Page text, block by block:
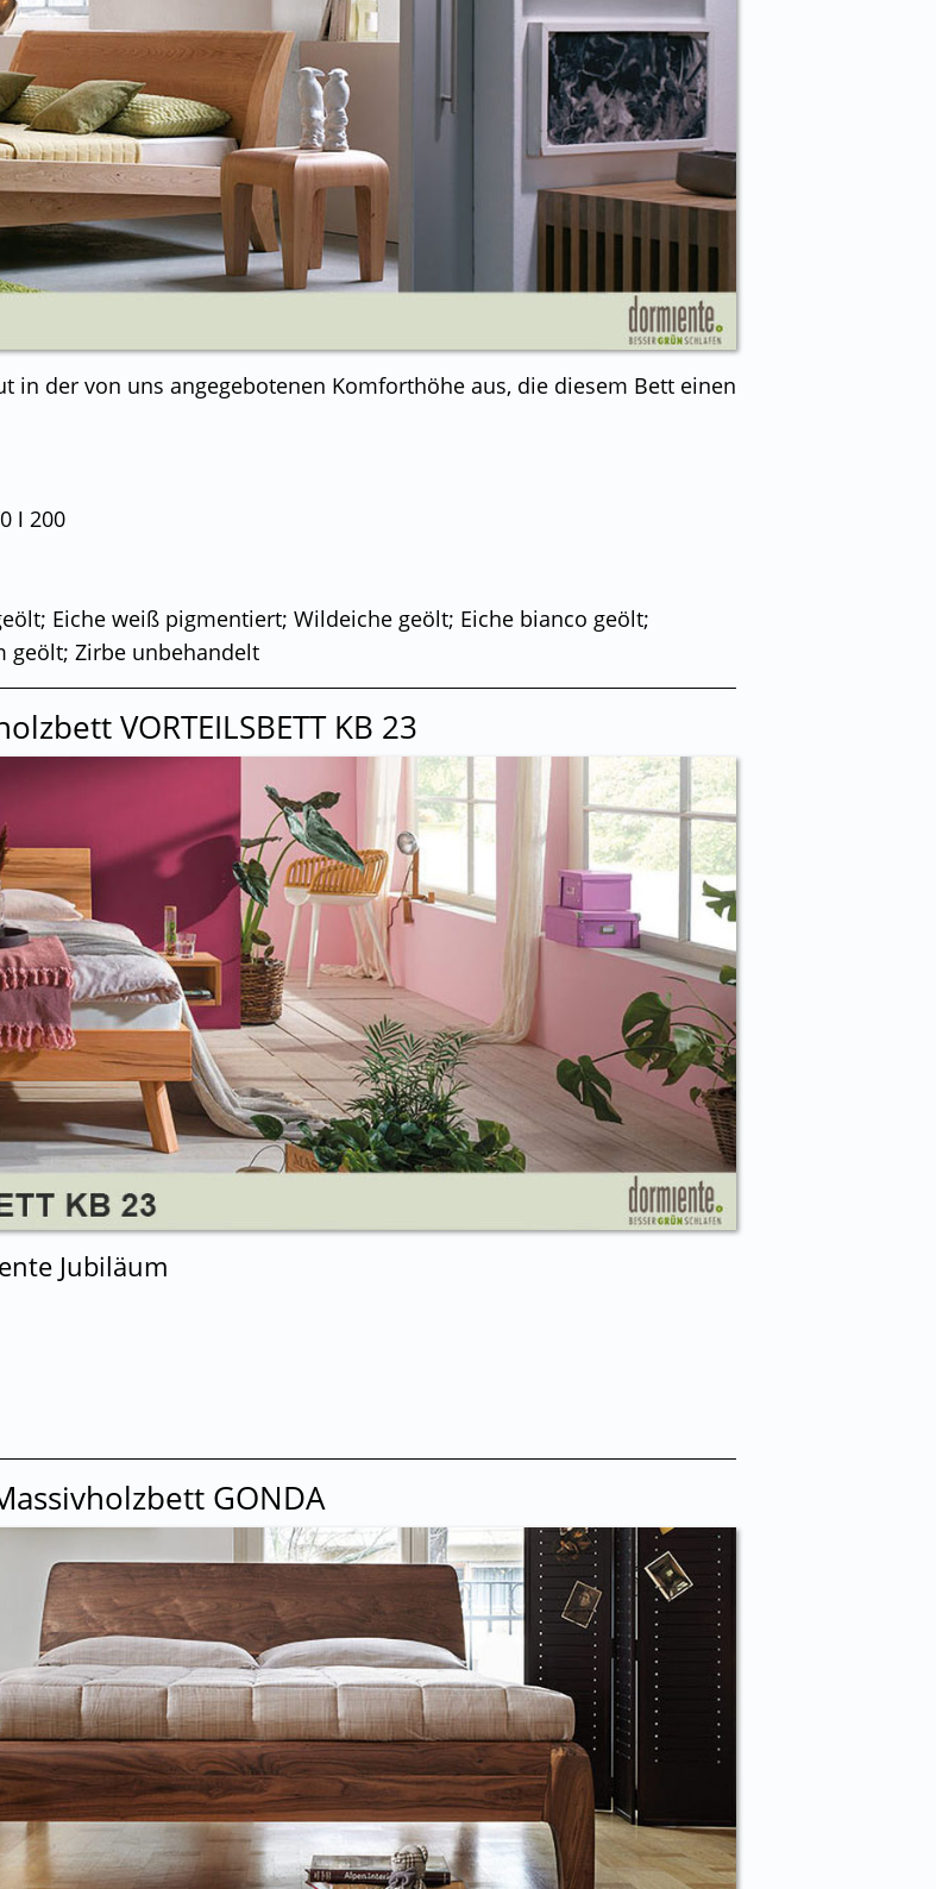
in der von uns angegebotenen Komforthöhe aus, die diesem Bett einen
ǀ 200
Eiche weiß pigmentiert; Wildeiche geölt; Eiche bianco geölt;
geölt; Zirbe unbehandelt
VORTEILSBETT KB 23
Jubiläum
GONDA